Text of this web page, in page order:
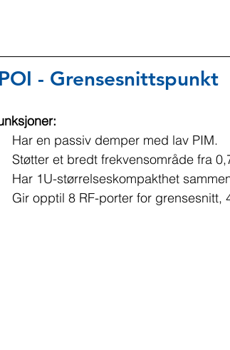
- Grensesnittspunkt
Har en passiv demper med lav PIM.
Støtter et bredt frekvensområde fra
Har 1U-størrelseskompakthet
Gir opptil 8 RF-porter for grensesnitt,